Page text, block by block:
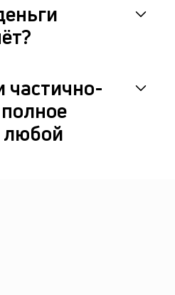
частично-
любой